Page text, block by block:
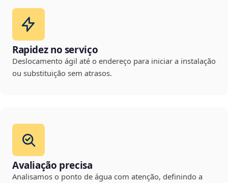
Rapidez no serviço
Deslocamento ágil até o endereço para iniciar a instalação
ou substituição sem atrasos.
Avaliação precisa
Analisamos o ponto de água com atenção, definindo a